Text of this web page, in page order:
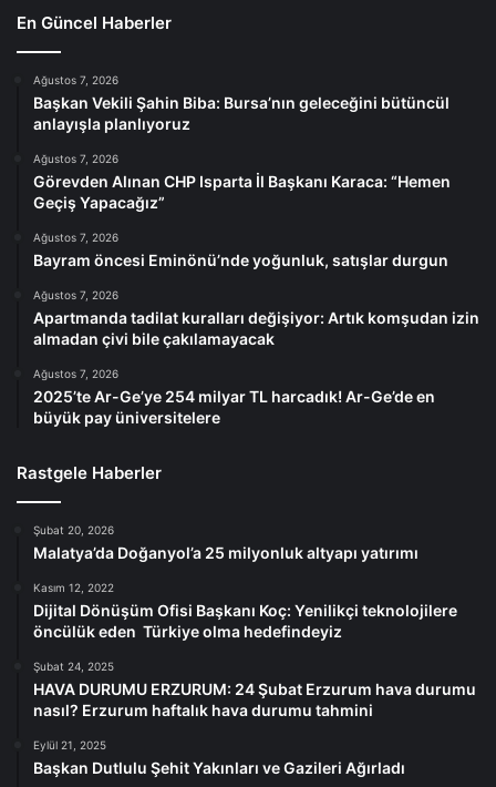
En Güncel Haberler
Ağustos 7, 2026
Başkan Vekili Şahin Biba: Bursa’nın geleceğini bütüncül
anlayışla planlıyoruz
Ağustos 7, 2026
Görevden Alınan CHP Isparta İl Başkanı Karaca: “Hemen
Geçiş Yapacağız”
Ağustos 7, 2026
Bayram öncesi Eminönü’nde yoğunluk, satışlar durgun
Ağustos 7, 2026
Apartmanda tadilat kuralları değişiyor: Artık komşudan izin
almadan çivi bile çakılamayacak
Ağustos 7, 2026
2025’te Ar-Ge’ye 254 milyar TL harcadık! Ar-Ge’de en
büyük pay üniversitelere
Rastgele Haberler
Şubat 20, 2026
Malatya’da Doğanyol’a 25 milyonluk altyapı yatırımı
Kasım 12, 2022
Dijital Dönüşüm Ofisi Başkanı Koç: Yenilikçi teknolojilere
öncülük eden Türkiye olma hedefindeyiz
Şubat 24, 2025
HAVA DURUMU ERZURUM: 24 Şubat Erzurum hava durumu
nasıl? Erzurum haftalık hava durumu tahmini
Eylül 21, 2025
Başkan Dutlulu Şehit Yakınları ve Gazileri Ağırladı